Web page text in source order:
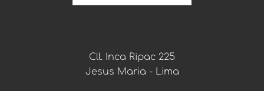
Cll. Inca Ripac 225
Jesus Maria - Lima